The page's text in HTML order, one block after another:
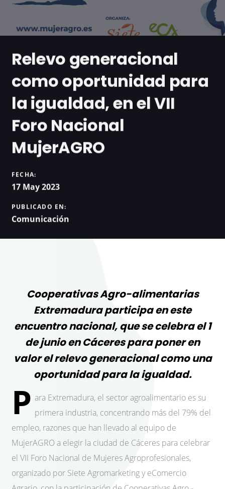
Relevo generacional
como oportunidad para
la igualdad, en el VII
Foro Nacional
MujerAGRO
FECHA:
17 May 2023
PUBLICADO EN:
Comunicación
Cooperativas Agro-alimentarias
Extremadura participa en este
encuentro nacional, que se celebra el 1
de junio en Cáceres para poner en
valor el relevo generacional como una
oportunidad para la igualdad.
P ara Extremadura, el sector agroalimentario es su
primera industria, concentrando más del 79% del
empleo, razones que han llevado al equipo de
MujerAGRO a elegir la ciudad de Cáceres para celebrar
el VII Foro Nacional de Mujeres Agroprofesionales,
organizado por Siete Agromarketing y eComercio